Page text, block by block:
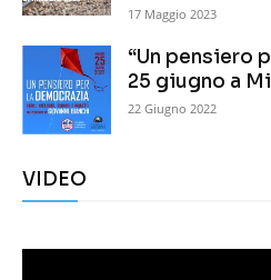
17 Maggio 2023
“Un pensiero
25 giugno a
22 Giugno 2022
VIDEO